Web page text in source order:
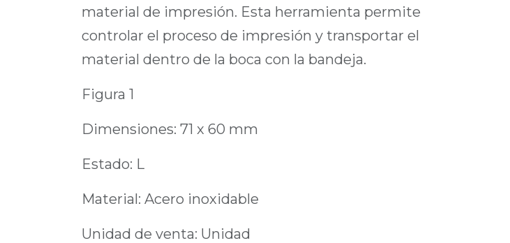
material de impresión. Esta herramienta permite
controlar el proceso de impresión y transportar el
material dentro de la boca con la bandeja.
Figura 1
Dimensiones: 71 x 60 mm
Estado: L
Material: Acero inoxidable
Unidad de venta: Unidad